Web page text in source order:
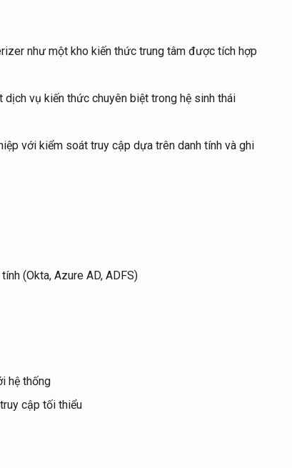
như một kho kiến thức trung tâm được tích hợp
dịch vụ kiến thức chuyên biệt trong hệ sinh thái
với kiểm soát truy cập dựa trên danh tính và ghi
(Okta, Azure AD, ADFS)
hệ thống
cập tối thiểu